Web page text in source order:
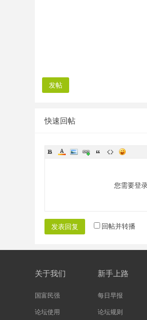
发帖
快速回帖
您需要登
发表回复 回帖并转播
关于我们
国富民强
论坛使用
新手上路
每日早报
论坛规则